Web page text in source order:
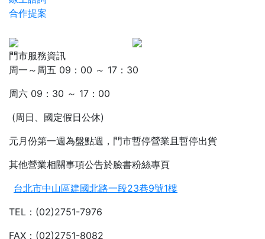
合作提案
門市服務資訊
周一～周五 09：00 ～ 17：30
周六 09：30 ～ 17：00
(周日、國定假日公休)
元月份第一週為盤點週，門市暫停營業且暫停出貨
其他營業相關事項公告於臉書粉絲專頁
台北市中山區建國北路一段23巷9號1樓
TEL：(02)2751-7976
FAX：(02)2751-8082